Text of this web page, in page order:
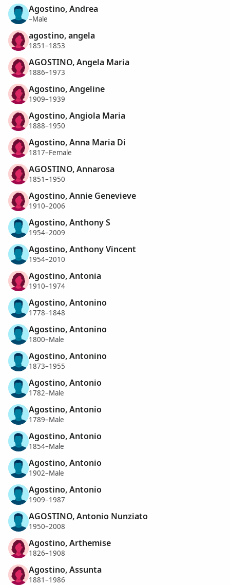
Agostino, Andrea
–Male
agostino, angela
1851–1853
AGOSTINO, Angela Maria
1886–1973
Agostino, Angeline
1909–1939
Agostino, Angiola Maria
1888–1950
Agostino, Anna Maria Di
1817–Female
AGOSTINO, Annarosa
1851–1950
Agostino, Annie Genevieve
1910–2006
Agostino, Anthony S
1954–2009
Agostino, Anthony Vincent
1954–2010
Agostino, Antonia
1910–1974
Agostino, Antonino
1778–1848
Agostino, Antonino
1800–Male
Agostino, Antonino
1873–1955
Agostino, Antonio
1782–Male
Agostino, Antonio
1789–Male
Agostino, Antonio
1854–Male
Agostino, Antonio
1902–Male
Agostino, Antonio
1909–1987
AGOSTINO, Antonio Nunziato
1950–2008
Agostino, Arthemise
1826–1908
Agostino, Assunta
1881–1986